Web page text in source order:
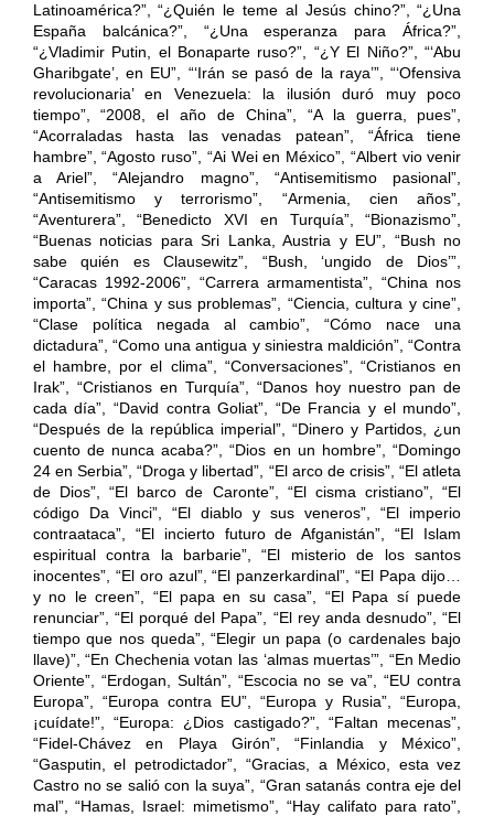
Latinoamérica?”, “¿Quién le teme al Jesús chino?”, “¿Una
España balcánica?”, “¿Una esperanza para África?”,
“¿Vladimir Putin, el Bonaparte ruso?”, “¿Y El Niño?”, “‘Abu
Gharibgate’, en EU”, “‘Irán se pasó de la raya’”, “‘Ofensiva
revolucionaria’ en Venezuela: la ilusión duró muy poco
tiempo”, “2008, el año de China”, “A la guerra, pues”,
“Acorraladas hasta las venadas patean”, “África tiene
hambre”, “Agosto ruso”, “Ai Wei en México”, “Albert vio venir
a Ariel”, “Alejandro magno”, “Antisemitismo pasional”,
“Antisemitismo y terrorismo”, “Armenia, cien años”,
“Aventurera”, “Benedicto XVI en Turquía”, “Bionazismo”,
“Buenas noticias para Sri Lanka, Austria y EU”, “Bush no
sabe quién es Clausewitz”, “Bush, ‘ungido de Dios’”,
“Caracas 1992-2006”, “Carrera armamentista”, “China nos
importa”, “China y sus problemas”, “Ciencia, cultura y cine”,
“Clase política negada al cambio”, “Cómo nace una
dictadura”, “Como una antigua y siniestra maldición”, “Contra
el hambre, por el clima”, “Conversaciones”, “Cristianos en
Irak”, “Cristianos en Turquía”, “Danos hoy nuestro pan de
cada día”, “David contra Goliat”, “De Francia y el mundo”,
“Después de la república imperial”, “Dinero y Partidos, ¿un
cuento de nunca acaba?”, “Dios en un hombre”, “Domingo
24 en Serbia”, “Droga y libertad”, “El arco de crisis”, “El atleta
de Dios”, “El barco de Caronte”, “El cisma cristiano”, “El
código Da Vinci”, “El diablo y sus veneros”, “El imperio
contraataca”, “El incierto futuro de Afganistán”, “El Islam
espiritual contra la barbarie”, “El misterio de los santos
inocentes”, “El oro azul”, “El panzerkardinal”, “El Papa dijo…
y no le creen”, “El papa en su casa”, “El Papa sí puede
renunciar”, “El porqué del Papa”, “El rey anda desnudo”, “El
tiempo que nos queda”, “Elegir un papa (o cardenales bajo
llave)”, “En Chechenia votan las ‘almas muertas’”, “En Medio
Oriente”, “Erdogan, Sultán”, “Escocia no se va”, “EU contra
Europa”, “Europa contra EU”, “Europa y Rusia”, “Europa,
¡cuídate!”, “Europa: ¿Dios castigado?”, “Faltan mecenas”,
“Fidel-Chávez en Playa Girón”, “Finlandia y México”,
“Gasputin, el petrodictador”, “Gracias, a México, esta vez
Castro no se salió con la suya”, “Gran satanás contra eje del
mal”, “Hamas, Israel: mimetismo”, “Hay califato para rato”,